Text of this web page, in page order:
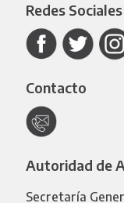
Redes Sociales
Contacto
Autoridad de
Secretaría